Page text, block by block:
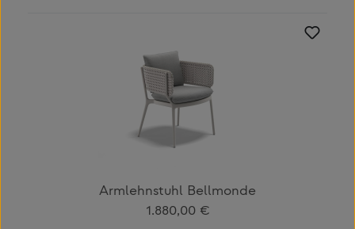
Armlehnstuhl Bellmonde
Regulärer Preis:
1.880,00 €